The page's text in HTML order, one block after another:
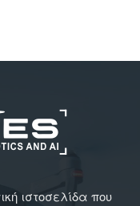
ιστοσελίδα που